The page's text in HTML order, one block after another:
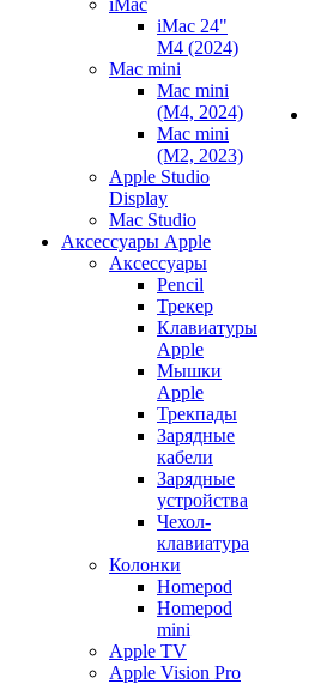
iMac
iMac 24"
M4 (2024)
Mac mini
Mac mini
(M4, 2024)
Mac mini
(M2, 2023)
Apple Studio
Display
Mac Studio
Аксессуары Apple
Аксессуары
Pencil
Трекер
Клавиатуры
Apple
Мышки
Apple
Трекпады
Зарядные
кабели
Зарядные
устройства
Чехол-
клавиатура
Колонки
Homepod
Homepod
mini
Apple TV
Apple Vision Pro